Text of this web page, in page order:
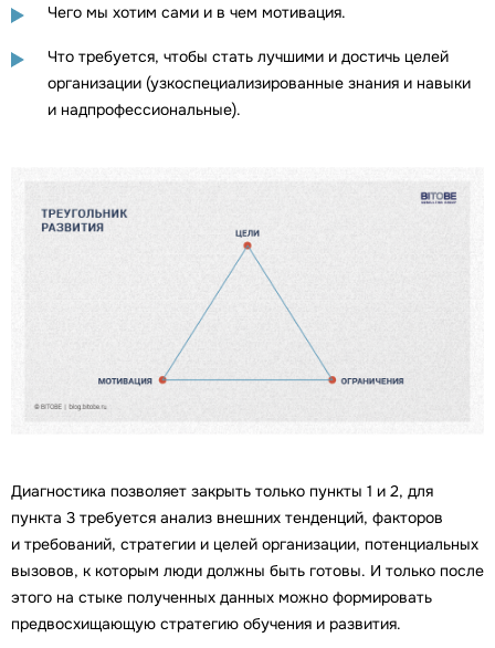
Чего мы хотим сами и в чем мотивация.
Что требуется, чтобы стать лучшими и достичь целей
организации (узкоспециализированные знания и навыки
и надпрофессиональные).
Диагностика позволяет закрыть только пункты 1 и 2, для
пункта 3 требуется анализ внешних тенденций, факторов
и требований, стратегии и целей организации, потенциальных
вызовов, к которым люди должны быть готовы. И только после
этого на стыке полученных данных можно формировать
предвосхищающую стратегию обучения и развития.